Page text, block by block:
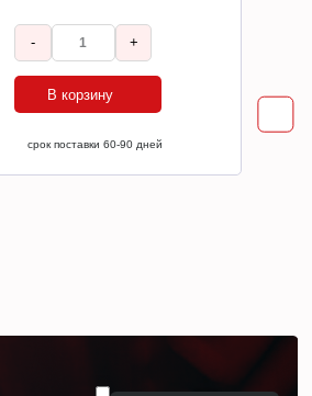
срок поставки 60-90 дней
- +
В корзину